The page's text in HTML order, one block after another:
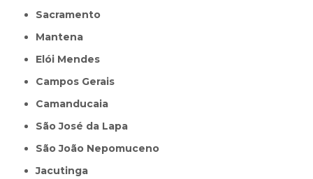
Sacramento
Mantena
Elói Mendes
Campos Gerais
Camanducaia
São José da Lapa
São João Nepomuceno
Jacutinga